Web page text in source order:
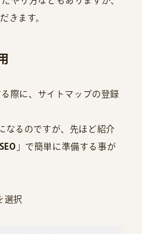
きます。
際に、サイトマップの登録
なるのですが、先ほど紹介
」で簡単に準備する事が
選択